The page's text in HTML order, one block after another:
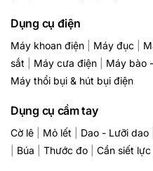
Dụng cụ điện
Máy khoan điện Máy đục
sắt
Máy cưa điện Máy bào
Máy thổi bụi & hút bụi điện
Dụng cụ cầm tay
Cờ lê Mỏ lết Dao - Lưỡi dao
Búa Thước đo Cần siết lực